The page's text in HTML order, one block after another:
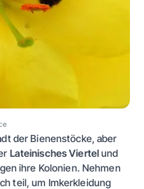
der Bienenstöcke, aber
Lateinisches Viertelund
ihre Kolonien. Nehmen
teil, um Imkerkleidung